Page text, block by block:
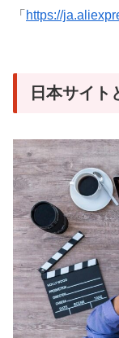
「 https://
日本サイト